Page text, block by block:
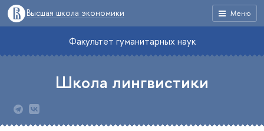
Меню
Высшая школа экономики
Факультет гуманитарных наук
Школа лингвистики